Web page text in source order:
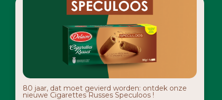
80 jaar, dat moet gevierd worden: ontdek onze
nieuwe Cigarettes Russes Speculoos !